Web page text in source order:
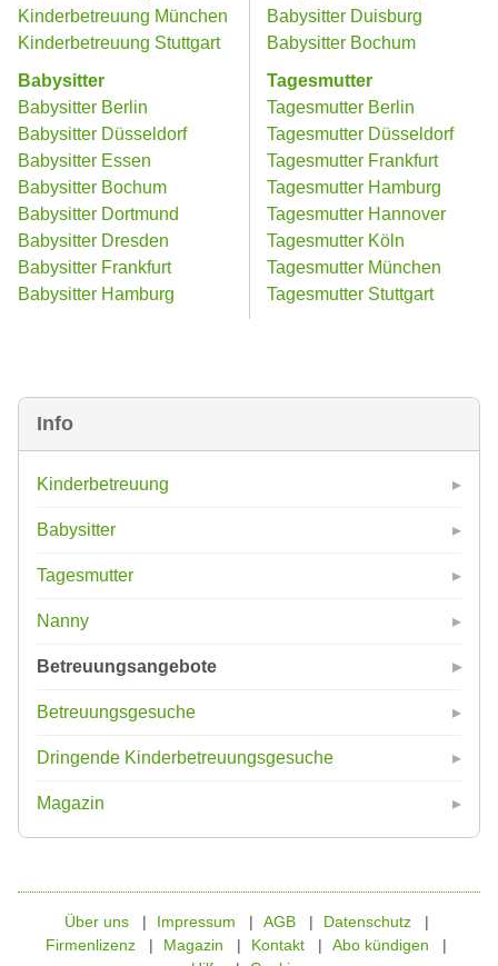
Info
Kinderbetreuung
Babysitter
Tagesmutter
Nanny
Betreuungsangebote
Betreuungsgesuche
Dringende Kinderbetreuungsgesuche
Magazin
Kinderbetreuung München
Kinderbetreuung Stuttgart
Babysitter
Babysitter Berlin
Babysitter Düsseldorf
Babysitter Essen
Babysitter Bochum
Babysitter Dortmund
Babysitter Dresden
Babysitter Frankfurt
Babysitter Hamburg
Babysitter Duisburg
Babysitter Bochum
Tagesmutter
Tagesmutter Berlin
Tagesmutter Düsseldorf
Tagesmutter Frankfurt
Tagesmutter Hamburg
Tagesmutter Hannover
Tagesmutter Köln
Tagesmutter München
Tagesmutter Stuttgart
Über uns Impressum AGB
Datenschutz
Firmenlizenz
Magazin Kontakt
Abo kündigen